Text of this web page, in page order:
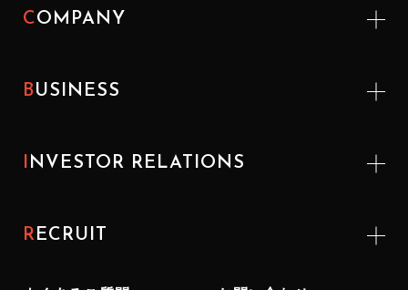
COMPANY
BUSINESS
INVESTOR RELATIONS
RECRUIT